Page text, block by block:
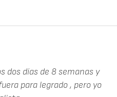
dos días de 8 semanas y
para legrado , pero yo